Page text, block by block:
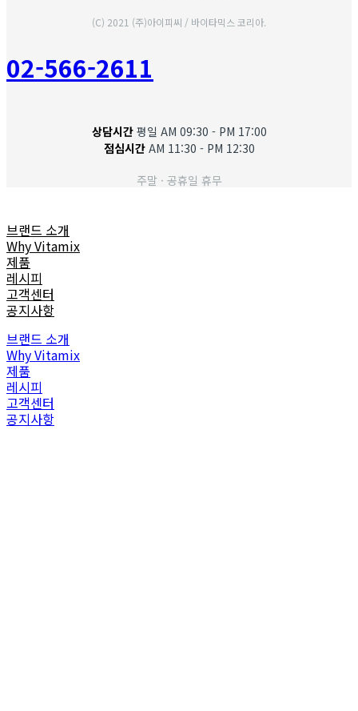
(C) 2021 (주)아이피씨 / 바이타믹스 코리아.
02-566-2611
상담시간평일 AM 09:30 - PM 17:00
점심시간AM 11:30 - PM 12:30
주말 · 공휴일 휴무
브랜드 소개
Why Vitamix
제품
레시피
고객센터
공지사항
브랜드 소개
Why Vitamix
제품
레시피
고객센터
공지사항